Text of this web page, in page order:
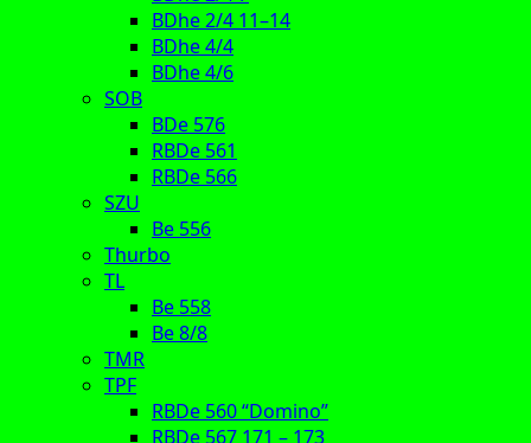
BDhe 2/4 11–14
BDhe 4/4
BDhe 4/6
SOB
BDe 576
RBDe 561
RBDe 566
SZU
Be 556
Thurbo
TL
Be 558
Be 8/8
TMR
TPF
RBDe 560 “Domino”
RBDe 567 171 – 173